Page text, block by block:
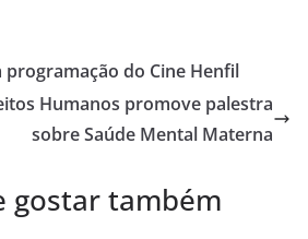
do Cine Henfil
Humanos promove palestra
sobre Saúde Mental Materna
gostar também